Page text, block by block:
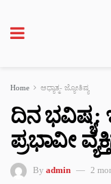
Home ಆಧ್ಯಾತ್ಮ- ಜ್ಯೋತಿಷ್ಯ
ದಿನ
ಪ್ರಭಾವೀ
By admin 2